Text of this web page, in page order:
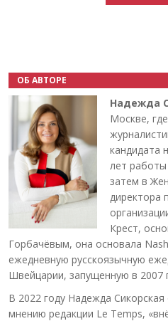
ОБ АВТОРЕ
Надежда
Москве,
кандидата
лет
затем в
директора
Крест,
Горбачёвым, она основала
ежедневную русскоязычную
Швейцарии, запущенную в 2007
В 2022 году Надежда Сикорская
мнению редакции Le Temps,